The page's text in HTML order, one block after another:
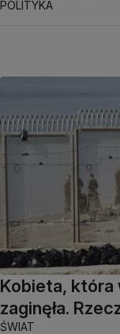
POLITYKA
Kobieta, która
zaginęła.
ŚWIAT